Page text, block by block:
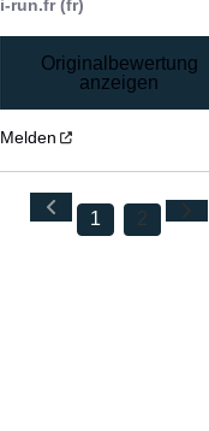
i-run.fr (fr)
Originalbewertung
anzeigen
Melden
1 2